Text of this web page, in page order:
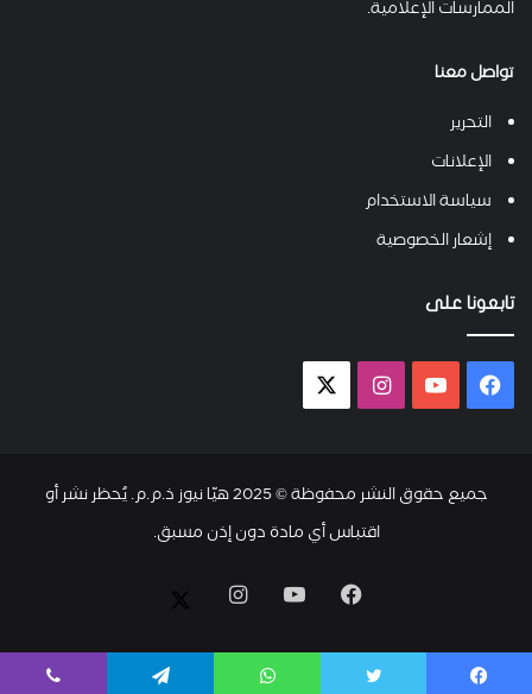
الممارسات الإعلامية.
تواصل معنا
التحرير
الإعلانات
سياسة الاستخدام
إشعار الخصوصية
تابعونا على
فيسبوك يوتيوب انستقرام
جميع حقوق النشر محفوظة © 2025 هيّا نيوز ذ.م.م. يُحظر نشر أو
اقتباس أي مادة دون إذن مسبق.
فيسبوك يوتيوب انستقرام
twitter